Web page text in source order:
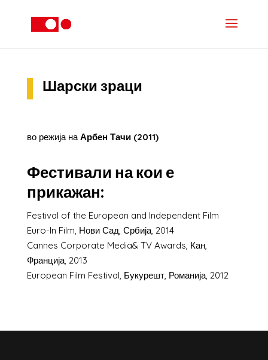
Шарски зраци
во режија наАрбен Тачи (2011)
Фестивали на кои е
прикажан:
Festival of the European and Independent Film
Euro-In Film, Нови Сад, Србија, 2014
Cannes Corporate Media& TV Awards, Кан,
Франција, 2013
European Film Festival, Букурешт, Романија, 2012